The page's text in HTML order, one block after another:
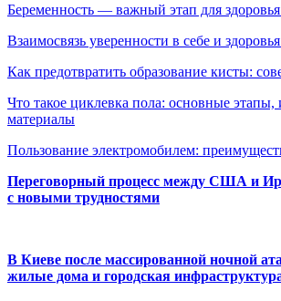
Беременность — важный этап для
Взаимосвязь уверенности в себе и
Как предотвратить образование кисты:
Что такое циклевка пола: основные
материалы
Пользование электромобилем:
Переговорный процесс между США и
с новыми трудностями
В Киеве после массированной ночной
жилые дома и городская